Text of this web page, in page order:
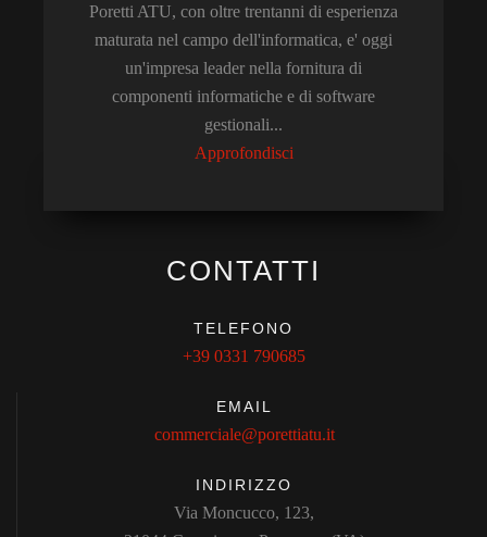
Poretti ATU, con oltre trentanni di esperienza
maturata nel campo dell'informatica, e' oggi
un'impresa leader nella fornitura di
componenti informatiche e di software
gestionali...
Approfondisci
CONTATTI
TELEFONO
+39 0331 790685
EMAIL
commerciale@porettiatu.it
INDIRIZZO
Via Moncucco, 123,